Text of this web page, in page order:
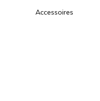
Accessoires